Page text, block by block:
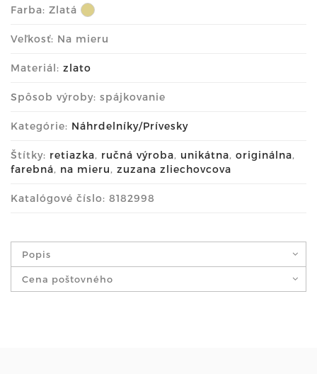
Farba: Zlatá
Veľkosť: Na mieru
Materiál: zlato
Spôsob výroby: spájkovanie
Kategórie: Náhrdelníky/Prívesky
Štítky: retiazka, ručná výroba, unikátna, originálna,
farebná, na mieru, zuzana zliechovcova
Katalógové číslo: 8182998
Popis
Cena poštovného